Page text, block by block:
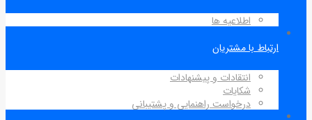
اطلاعیه ها
ارتباط با مشتریان
انتقادات و پیشنهادات
شکایات
درخواست راهنمایی و پشتیبانی